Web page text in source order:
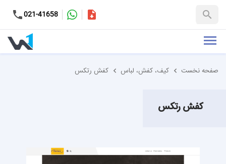
021-41658
+98-9937653151
کاتالوگ
صفحه نخست کیف، کفش، لباس کفش رتکس
کفش رتکس